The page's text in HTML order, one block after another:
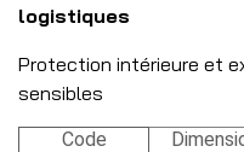
logistiques
Protection intérieure et
sensibles
Code